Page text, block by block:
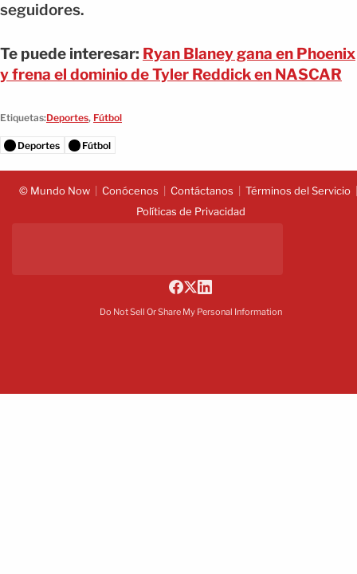
seguidores.
Te puede interesar: Ryan Blaney gana en Phoenix
y frena el dominio de Tyler Reddick en NASCAR
Etiquetas:Deportes, Fútbol
Deportes Fútbol
© Mundo Now Conócenos Contáctanos
Términos del Servicio
Políticas de Privacidad
Do Not Sell Or Share My Personal Information